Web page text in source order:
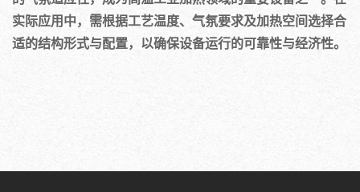
实际应用中，需根据工艺温度、气氛要求及加热空间选择合
适的结构形式与配置，以确保设备运行的可靠性与经济性。